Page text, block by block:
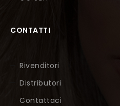
CONTATTI
Rivenditori
Distributori
Contattaci